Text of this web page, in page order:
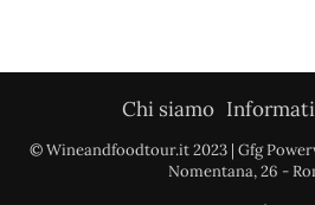
Chi siamo
© Wineandfoodtour.it 2023 | Gfg
Nomentana, 26 -